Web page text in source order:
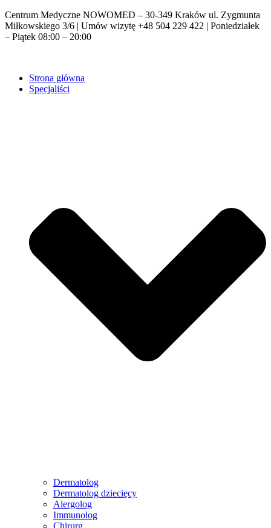
Centrum Medyczne NOWOMED – 30-349 Kraków ul. Zygmunta
Miłkowskiego 3/6 | Umów wizytę +48 504 229 422 | Poniedziałek
– Piątek 08:00 – 20:00
Strona główna
Specjaliści
Dermatolog
Dermatolog dziecięcy
Alergolog
Immunolog